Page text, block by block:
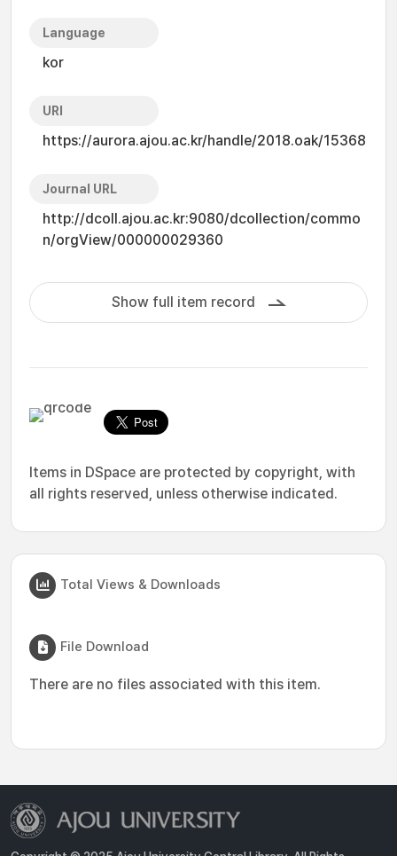
Language
kor
URI
https://aurora.ajou.ac.kr/handle/2018.oak/15368
Journal URL
http://dcoll.ajou.ac.kr:9080/dcollection/commo
n/orgView/000000029360
Show full item record
Items in DSpace are protected by copyright, with
all rights reserved, unless otherwise indicated.
Total Views & Downloads
File Download
There are no files associated with this item.